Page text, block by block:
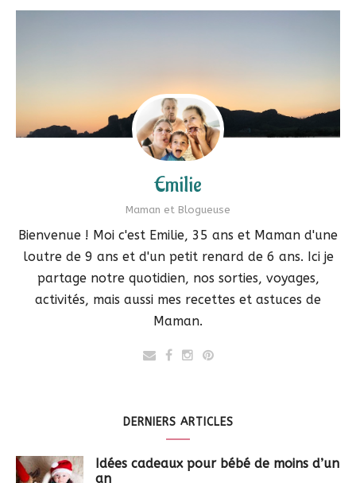
Emilie
Maman et Blogueuse
Bienvenue ! Moi c'est Emilie, 35 ans et Maman d'une
loutre de 9 ans et d'un petit renard de 6 ans. Ici je
partage notre quotidien, nos sorties, voyages,
activités, mais aussi mes recettes et astuces de
Maman.
DERNIERS ARTICLES
Idées cadeaux pour bébé de moins d’un
an